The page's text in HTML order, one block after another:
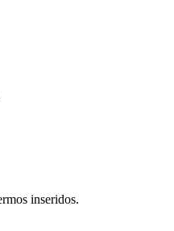
inseridos.